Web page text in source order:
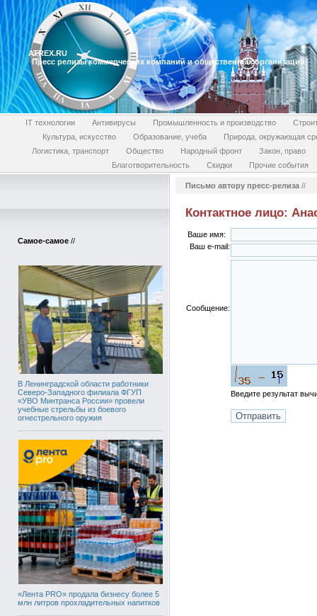
ATREX.RU
Пресс релизы коммерческих компаний и общественных организаций
IT технологии Антивирусы Промышленность и производство
Культура, искусство
Образование, учеба
Природа, окружающая
Логистика, транспорт
Общество Народный фронт
Закон, право
Благотворительность
Скидки Прочие события
Самое-самое //
В Ленинградской области работники
Северо-Западного филиала ФГУП
«УВО Минтранса России» провели
учебные стрельбы из боевого
огнестрельного оружия
«Лента PRO» продала бизнесу более 5
млн литров прохладительных напитков
Письмо автору пресс-релиза //
Контактное лицо:
Ваше имя:
Ваш e-mail:
Сообщение:
Введите результат